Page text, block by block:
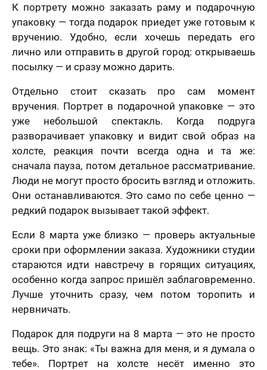
К портрету можно заказать раму и подарочную
упаковку — тогда подарок приедет уже готовым к
вручению. Удобно, если хочешь передать его
лично или отправить в другой город: открываешь
посылку — и сразу можно дарить.
Отдельно стоит сказать про сам момент
вручения. Портрет в подарочной упаковке — это
уже небольшой спектакль. Когда подруга
разворачивает упаковку и видит свой образ на
холсте, реакция почти всегда одна и та же:
сначала пауза, потом детальное рассматривание.
Люди не могут просто бросить взгляд и отложить.
Они останавливаются. Это само по себе ценно —
редкий подарок вызывает такой эффект.
Если 8 марта уже близко — проверь актуальные
сроки при оформлении заказа. Художники студии
стараются идти навстречу в горящих ситуациях,
особенно когда запрос пришёл заблаговременно.
Лучше уточнить сразу, чем потом торопить и
нервничать.
Подарок для подруги на 8 марта — это не просто
вещь. Это знак: «Ты важна для меня, и я думала о
тебе». Портрет на холсте несёт именно это